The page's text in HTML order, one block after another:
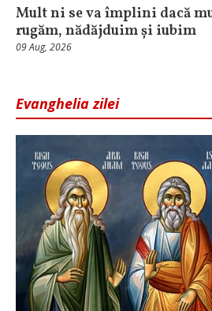
Mult ni se va împlini dacă
rugăm, nădăjduim și iubim
09 Aug, 2026
Evanghelia zilei